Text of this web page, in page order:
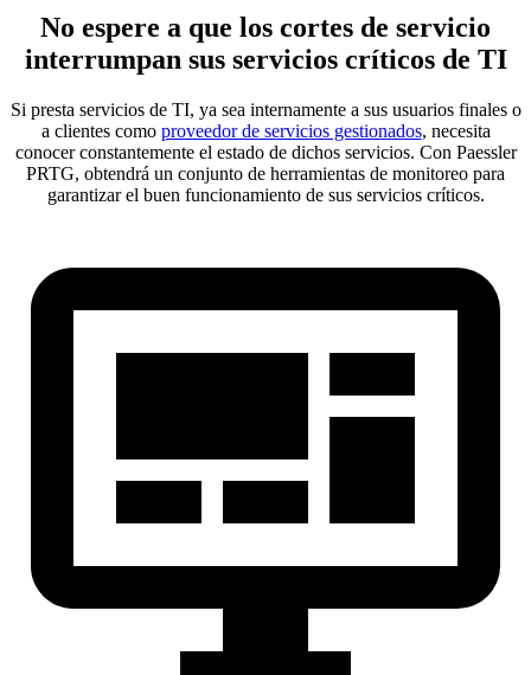
No espere a que los cortes de servicio
interrumpan sus servicios críticos de TI
Si presta servicios de TI, ya sea internamente a sus usuarios finales o
a clientes como proveedor de servicios gestionados, necesita
conocer constantemente el estado de dichos servicios. Con Paessler
PRTG, obtendrá un conjunto de herramientas de monitoreo para
garantizar el buen funcionamiento de sus servicios críticos.